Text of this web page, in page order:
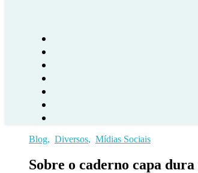
Blog, Diversos, Mídias Sociais
Sobre o caderno capa